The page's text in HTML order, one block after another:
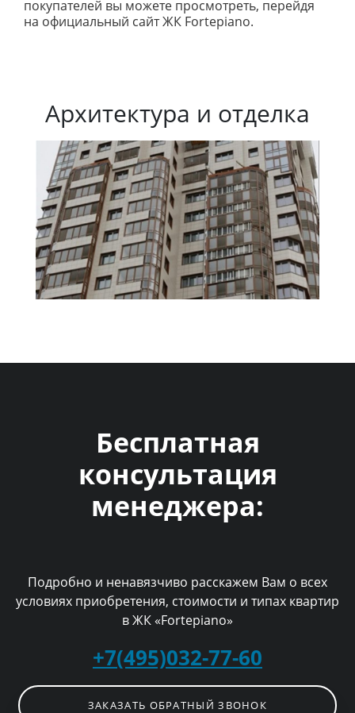
покупателей вы можете просмотреть, перейдя
на официальный сайт ЖК Fortepiano.
Архитектура и отделка
Бесплатная
консультация
менеджера:
Подробно и ненавязчиво расскажем Вам о всех
условиях приобретения, стоимости и типах квартир
в ЖК «Fortepiano»
+7(495)032-77-60
ЗАКАЗАТЬ ОБРАТНЫЙ ЗВОНОК